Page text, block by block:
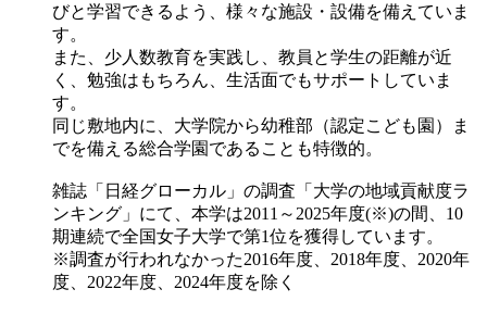
びと学習できるよう、様々な施設・設備を備えていま
す。
また、少人数教育を実践し、教員と学生の距離が近
く、勉強はもちろん、生活面でもサポートしていま
す。
同じ敷地内に、大学院から幼稚部（認定こども園）ま
でを備える総合学園であることも特徴的。
雑誌「日経グローカル」の調査「大学の地域貢献度ラ
ンキング」にて、本学は2011～2025年度(※)の間、10
期連続で全国女子大学で第1位を獲得しています。
※調査が行われなかった2016年度、2018年度、2020年
度、2022年度、2024年度を除く